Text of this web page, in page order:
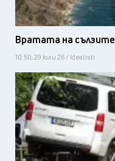
Вратата на сълзите
10:50, 29 юли 26 / Idealisti